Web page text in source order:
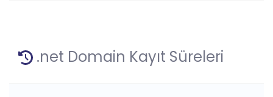
.net Domain Kayıt Süreleri